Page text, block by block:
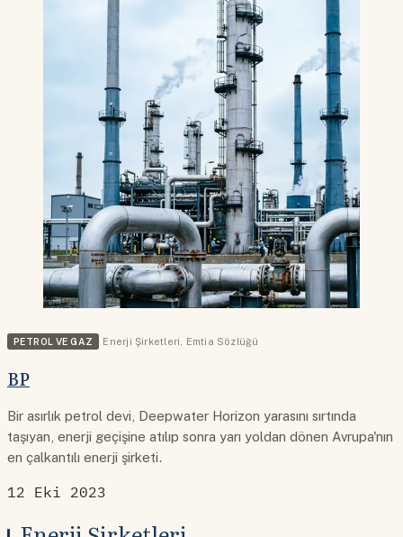
PETROL VE GAZ Enerji Şirketleri Emtia Sözlüğü
BP
Bir asırlık petrol devi, Deepwater Horizon yarasını sırtında
taşıyan, enerji geçişine atılıp sonra yarı yoldan dönen Avrupa'nın
en çalkantılı enerji şirketi.
12 Eki 2023